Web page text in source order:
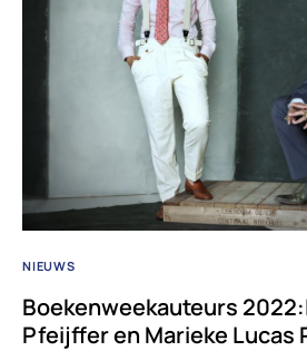
NIEUWS
Boekenweekauteurs
Pfeijffer en Marieke Lucas